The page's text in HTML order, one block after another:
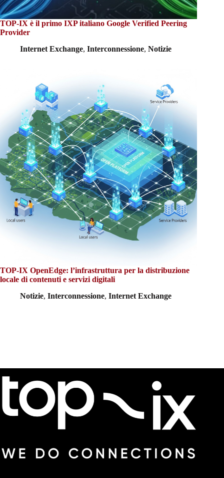
TOP-IX è il primo IXP italiano Google Verified Peering
Provider
Internet Exchange, Interconnessione, Notizie
TOP-IX OpenEdge: l’infrastruttura per la distribuzione
locale di contenuti e servizi digitali
Notizie, Interconnessione, Internet Exchange